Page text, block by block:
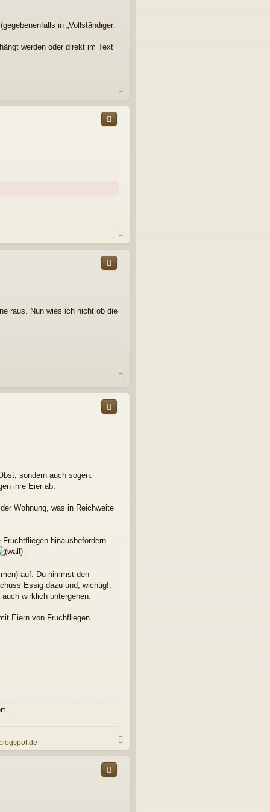
in „Vollständiger
werden oder direkt im Text
c
a
c
raus. Nun wies ich nicht ob die
c
sondern auch sogen.
ihre Eier ab.
Wohnung, was in Reichweite
hinausbefördern.
auf. Du nimmst den
Essig dazu und, wichtig!,
wirklich untergehen.
Eiern von Fruchfliegen
a
c